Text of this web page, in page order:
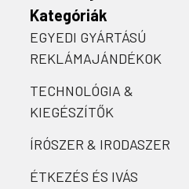
Kategóriák
EGYEDI GYÁRTÁSÚ
REKLÁMAJÁNDÉKOK
TECHNOLÓGIA &
KIEGÉSZÍTŐK
ÍRÓSZER & IRODASZER
ÉTKEZÉS ÉS IVÁS